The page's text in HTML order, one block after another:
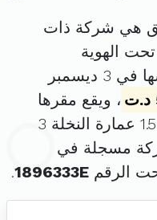
هي شركة ذات
الهوية
. تم تأسيسها في 3 ديسمبر
، ويقع مقرها
الرئيسي في طريق تنيور كلم 1.5 عمارة النخلة 3
مسجلة في
الرقم 1896333E
.